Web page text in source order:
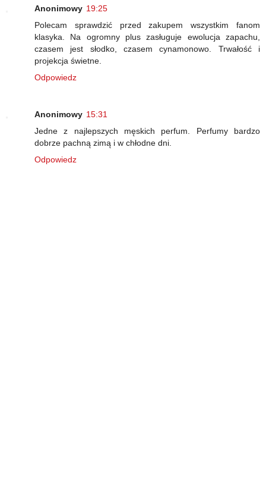
Anonimowy 19:25
Polecam sprawdzić przed zakupem wszystkim fanom
klasyka. Na ogromny plus zasługuje ewolucja zapachu,
czasem jest słodko, czasem cynamonowo. Trwałość i
projekcja świetne.
Odpowiedz
Anonimowy 15:31
Jedne z najlepszych męskich perfum. Perfumy bardzo
dobrze pachną zimą i w chłodne dni.
Odpowiedz